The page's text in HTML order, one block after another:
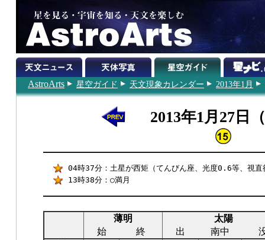
AstroArts 星空ガイド 天文現象カレンダー 2013年1月
2013年1月27日
04時37分：土星が西矩（てんびん座、光度0.6等、視
13時38分：○満月
薄明
太陽
始
終 出 南中